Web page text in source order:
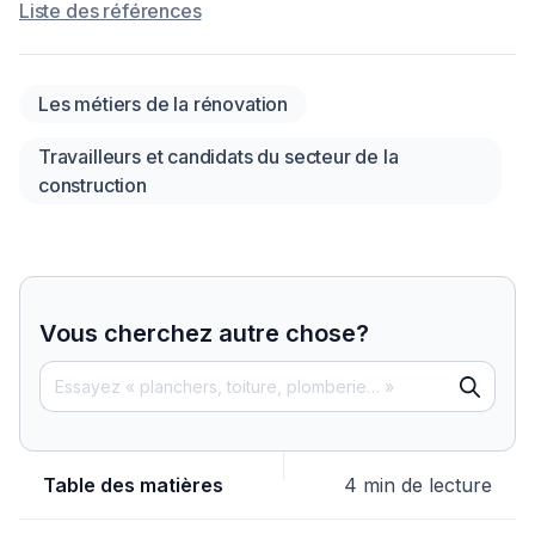
Liste des références
Les métiers de la rénovation
Travailleurs et candidats du secteur de la
construction
Vous cherchez autre chose?
Table des matières 4 min de lecture